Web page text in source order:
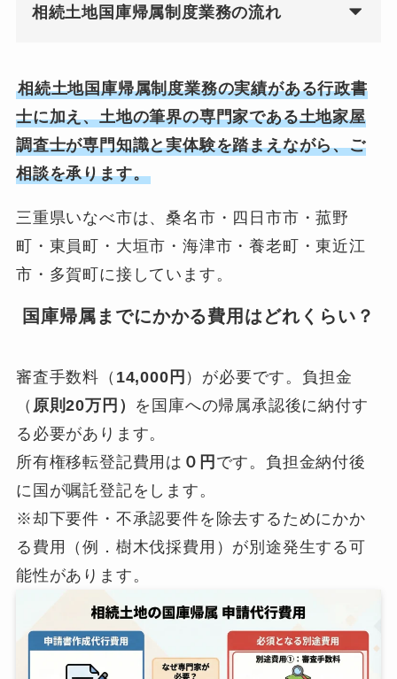
相続土地国庫帰属制度業務の流れ
相続土地国庫帰属制度業務の実績がある行政書
士に加え、土地の筆界の専門家である土地家屋
調査士が専門知識と実体験を踏まえながら、ご
相談を承ります。
三重県いなべ市は、桑名市・四日市市・菰野
町・東員町・大垣市・海津市・養老町・東近江
市・多賀町に接しています。
国庫帰属までにかかる費用はどれくらい？
審査手数料（ 14,000円 ）が必要です。負担金
（ 原則20万円） を国庫への帰属承認後に納付す
る必要があります。
所有権移転登記費用は ０円 です。負担金納付後
に国が嘱託登記をします。
※却下要件・不承認要件を除去するためにかか
る費用（例．樹木伐採費用）が別途発生する可
能性があります。